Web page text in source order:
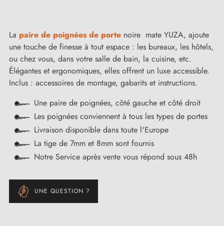
La paire de poignées de porte noire mate YUZA, ajoute
une touche de finesse à tout espace : les bureaux, les hôtels,
ou chez vous, dans votre salle de bain, la cuisine, etc.
Élégantes et ergonomiques, elles offrent un luxe accessible.
Inclus : accessoires de montage, gabarits et instructions.
Une paire de poignées, côté gauche et côté droit
Les poignées conviennent à tous les types de portes
Livraison disponible dans toute l'Europe
La tige de 7mm et 8mm sont fournis
Notre Service après vente vous répond sous 48h
UNE QUESTION ?